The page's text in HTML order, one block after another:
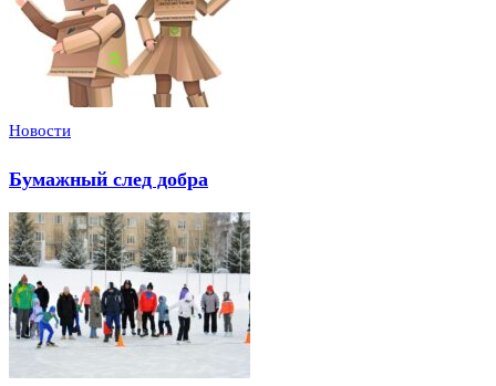
Новости
Бумажный след добра